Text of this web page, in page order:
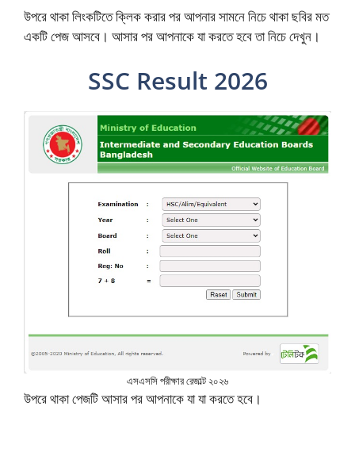
উপরে থাকা লিংকটিতে ক্লিক করার পর আপনার সামনে নিচে থাকা ছবির মত
একটি পেজ আসবে। আসার পর আপনাকে যা করতে হবে তা নিচে দেখুন।
SSC Result 2026
এসএসসি পরীক্ষার রেজাল্ট ২০২৬
উপরে থাকা পেজটি আসার পর আপনাকে যা যা করতে হবে।